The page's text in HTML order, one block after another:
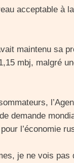
acceptable à
maintenu sa
mbj, malgré
demande
l’économie
je ne vois pas